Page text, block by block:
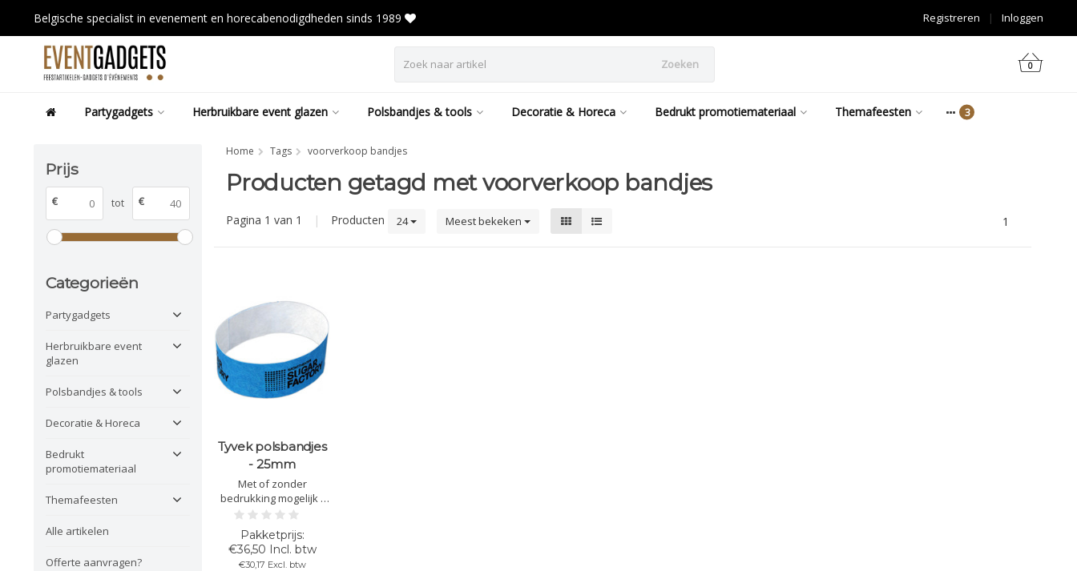
Belgische specialist in evenement en horecabenodigdheden sinds 1989 Inloggen
|
Registreren
Zoeken 0
Partygadgets Herbruikbare event glazen Polsbandjes & tools Decoratie & Horeca Bedrukt promotiemateriaal Themafeesten
Prijs
€ tot €
Categorieën
Partygadgets
Herbruikbare event
glazen
Polsbandjes & tools
Decoratie & Horeca
Bedrukt
promotiemateriaal
Themafeesten
Alle artikelen
Offerte aanvragen?
Home Tags voorverkoop bandjes
Producten getagd met voorverkoop bandjes
Pagina 1 van 1 | Producten 24 Meest bekeken 1
Tyvek polsbandjes
- 25mm
Met of zonder
bedrukking mogelijk -
Meerdere kleuren -
Goede kwaliteit van
tyvek - 25mm - Opgelet:
Basiskost van € 17,50
€36,50 Incl. btw
€30,17 Excl. btw